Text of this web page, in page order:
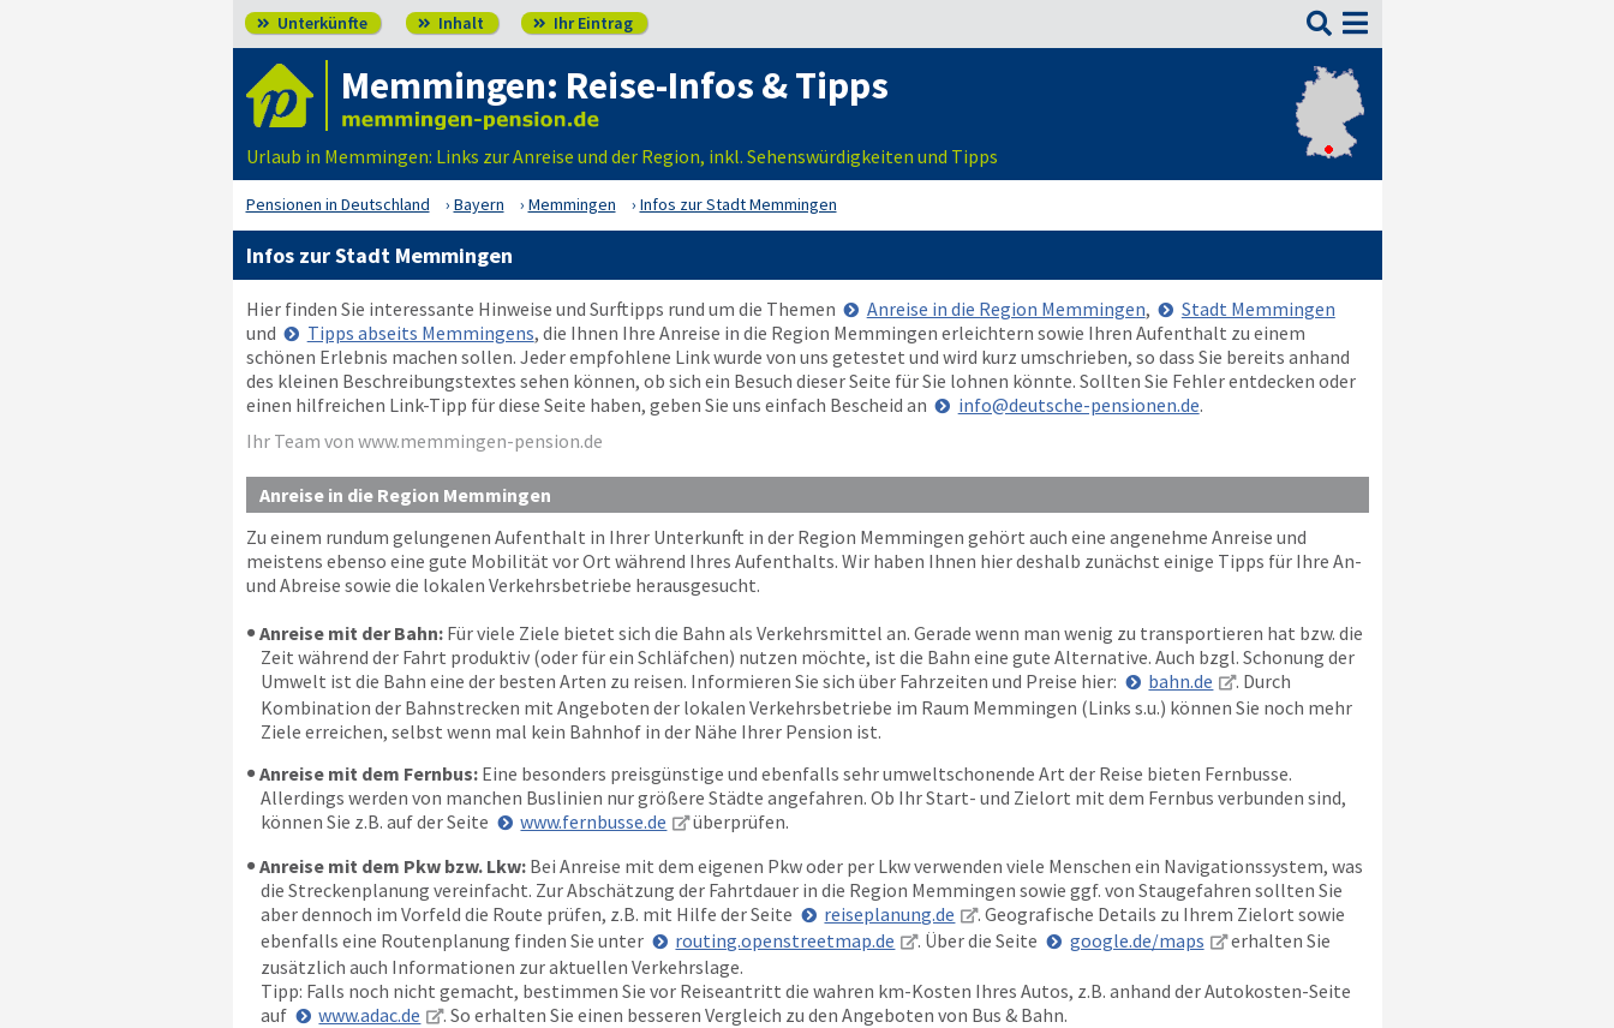
 Unterkünfte  Inhalt  Ihr Eintrag 
Memmingen: Reise-Infos & Tipps
Urlaub in Memmingen: Links zur Anreise und der Region, inkl. Sehenswürdigkeiten und Tipps
Pensionen in Deutschland Bayern Memmingen Infos zur Stadt Memmingen
Infos zur Stadt Memmingen
Hier finden Sie interessante Hinweise und Surftipps rund um die Themen Anreise in die Region Memmingen,
Stadt Memmingen
und
Tipps abseits Memmingens, die Ihnen Ihre Anreise in die Region Memmingen erleichtern sowie Ihren Aufenthalt zu einem
schönen Erlebnis machen sollen. Jeder empfohlene Link wurde von uns getestet und wird kurz umschrieben, so dass Sie bereits anhand
des kleinen Beschreibungstextes sehen können, ob sich ein Besuch dieser Seite für Sie lohnen könnte. Sollten Sie Fehler entdecken oder
einen hilfreichen Link-Tipp für diese Seite haben, geben Sie uns einfach Bescheid an
info@deutsche-pensionen.de.
Ihr Team von www.memmingen-pension.de
Anreise in die Region Memmingen
Zu einem rundum gelungenen Aufenthalt in Ihrer Unterkunft in der Region Memmingen gehört auch eine angenehme Anreise und
meistens ebenso eine gute Mobilität vor Ort während Ihres Aufenthalts. Wir haben Ihnen hier deshalb zunächst einige Tipps für Ihre An-
und Abreise sowie die lokalen Verkehrsbetriebe herausgesucht.
Anreise mit der Bahn:Für viele Ziele bietet sich die Bahn als Verkehrsmittel an. Gerade wenn man wenig zu transportieren hat bzw. die
Zeit während der Fahrt produktiv (oder für ein Schläfchen) nutzen möchte, ist die Bahn eine gute Alternative. Auch bzgl. Schonung der
Umwelt ist die Bahn eine der besten Arten zu reisen. Informieren Sie sich über Fahrzeiten und Preise hier:
bahn.de
. Durch
Kombination der Bahnstrecken mit Angeboten der lokalen Verkehrsbetriebe im Raum Memmingen (Links s.u.) können Sie noch mehr
Ziele erreichen, selbst wenn mal kein Bahnhof in der Nähe Ihrer Pension ist.
Anreise mit dem Fernbus:Eine besonders preisgünstige und ebenfalls sehr umweltschonende Art der Reise bieten Fernbusse.
Allerdings werden von manchen Buslinien nur größere Städte angefahren. Ob Ihr Start- und Zielort mit dem Fernbus verbunden sind,
können Sie z.B. auf der Seite
www.fernbusse.de
überprüfen.
Anreise mit dem Pkw bzw. Lkw:Bei Anreise mit dem eigenen Pkw oder per Lkw verwenden viele Menschen ein Navigationssystem, was
die Streckenplanung vereinfacht. Zur Abschätzung der Fahrtdauer in die Region Memmingen sowie ggf. von Staugefahren sollten Sie
aber dennoch im Vorfeld die Route prüfen, z.B. mit Hilfe der Seite
reiseplanung.de
. Geografische Details zu Ihrem Zielort sowie
ebenfalls eine Routenplanung finden Sie unter
routing.openstreetmap.de . Über die Seite google.de/maps
erhalten Sie
zusätzlich auch Informationen zur aktuellen Verkehrslage.
Tipp: Falls noch nicht gemacht, bestimmen Sie vor Reiseantritt die wahren km-Kosten Ihres Autos, z.B. anhand der Autokosten-Seite
auf
www.adac.de
. So erhalten Sie einen besseren Vergleich zu den Angeboten von Bus & Bahn.